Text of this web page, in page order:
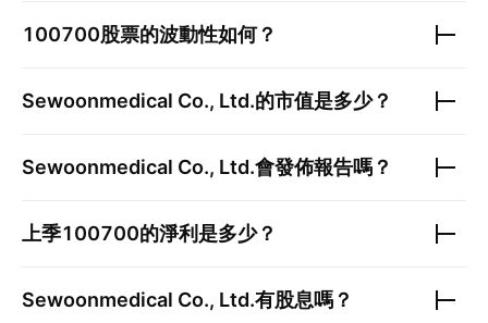
100700股票的波動性如何？
Sewoonmedical Co., Ltd.的市值是多少？
Sewoonmedical Co., Ltd.會發佈報告嗎？
上季100700的淨利是多少？
Sewoonmedical Co., Ltd.有股息嗎？